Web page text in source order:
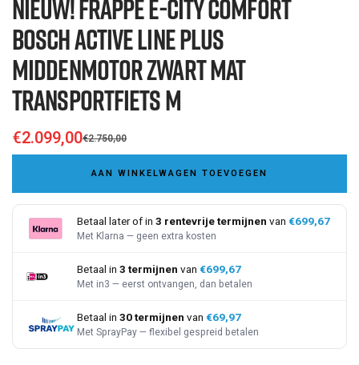
1
2
3
4
5
6
7
8
10 11 12
13 14
slide
17
slide
18
slide
19
slide
20
slide
21
slide
22
slide
23
slide
NIEUW! Frappé e-City Comfort
Bosch Active Line Plus
Middenmotor Zwart Mat
Transportfiets M
Sale
€2.099,00
Regular
price
€2.750,00
AAN WINKELWAGEN TOEVOEGEN
Betaal later of in 3 rentevrije termijnen van €699,67
Met Klarna — geen extra kosten
Betaal in 3 termijnen van €699,67
Met in3 — eerst ontvangen, dan betalen
Betaal in 30 termijnen van €69,97
Met SprayPay — flexibel gespreid betalen